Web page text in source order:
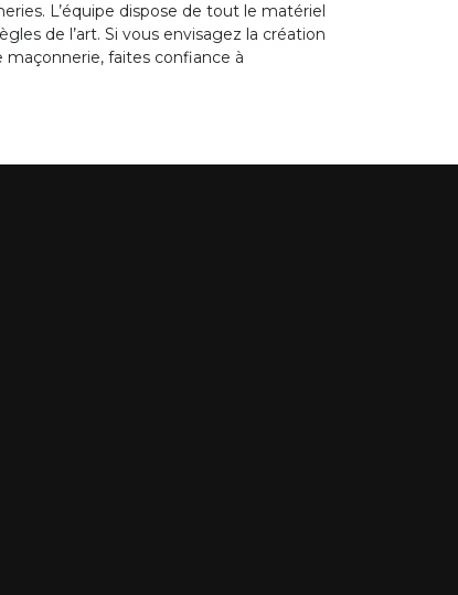
L’équipe dispose de tout le matériel
de l’art. Si vous envisagez la création
maçonnerie, faites confiance à